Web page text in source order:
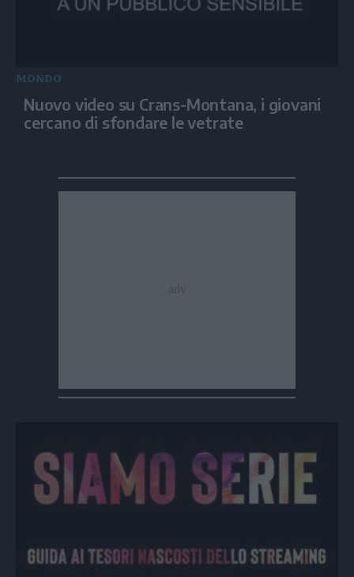
MONDO
Nuovo video su Crans-Montana, i giovani
cercano di sfondare le vetrate